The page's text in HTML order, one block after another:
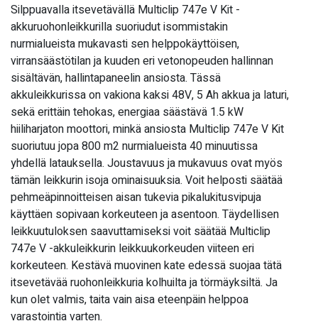
Silppuavalla itsevetävällä Multiclip 747e V Kit -
akkuruohonleikkurilla suoriudut isommistakin
nurmialueista mukavasti sen helppokäyttöisen,
virransäästötilan ja kuuden eri vetonopeuden hallinnan
sisältävän, hallintapaneelin ansiosta. Tässä
akkuleikkurissa on vakiona kaksi 48V, 5 Ah akkua ja laturi,
sekä erittäin tehokas, energiaa säästävä 1.5 kW
hiiliharjaton moottori, minkä ansiosta Multiclip 747e V Kit
suoriutuu jopa 800 m2 nurmialueista 40 minuutissa
yhdellä latauksella. Joustavuus ja mukavuus ovat myös
tämän leikkurin isoja ominaisuuksia. Voit helposti säätää
pehmeäpinnoitteisen aisan tukeviapikalukitusvipuja
käyttäen sopivaan korkeuteen ja asentoon. Täydellisen
leikkuutuloksen saavuttamiseksi voit säätää Multiclip
747e V -akkuleikkurin leikkuukorkeuden viiteen eri
korkeuteen. Kestävä muovinen kate edessä suojaa tätä
itsevetävää ruohonleikkuria kolhuilta ja törmäyksiltä. Ja
kun olet valmis, taita vain aisa eteenpäin helppoa
varastointia varten.